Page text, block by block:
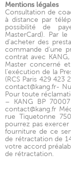
Mentions légales
Consultation de
à distance par
possibilité de
MasterCard). Par
d'acheter des
commande d'une
contrat avec
Master concerné
l'exécution de la
(RCS Paris 429 423
contact@kang.fr-
Pour toute
– KANG BP
contact@kang.fr
rue Tiquetonne
pourrez pas
fourniture de ce
de rétractation de
votre accord
de rétractation.